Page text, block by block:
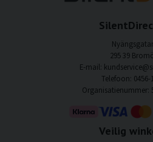
295 39
E-mail:
Telefoon: 0456-
Organisatienummer:
Veilig